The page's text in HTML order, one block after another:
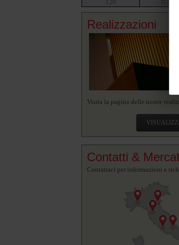
120
Realizzazioni
Visita la pagina delle nostre
Contatti &
Contattaci per informazioni e